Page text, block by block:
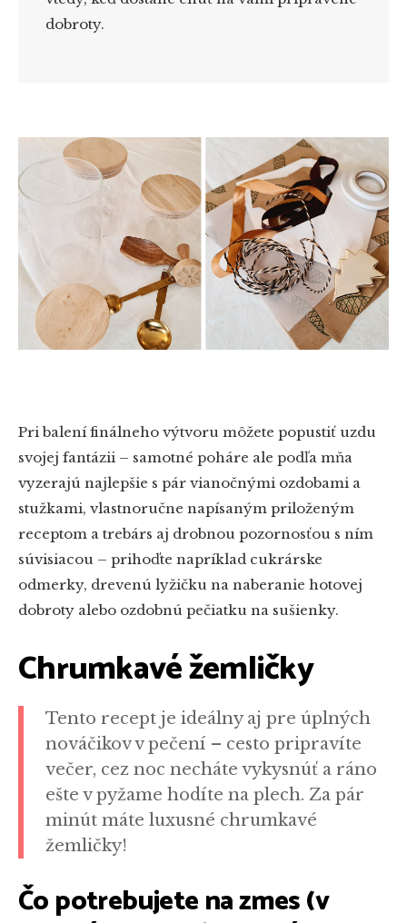
dobroty.
Pri balení finálneho výtvoru môžete popustiť uzdu
svojej fantázii – samotné poháre ale podľa mňa
vyzerajú najlepšie s pár vianočnými ozdobami a
stužkami, vlastnoručne napísaným priloženým
receptom a trebárs aj drobnou pozornosťou s ním
súvisiacou – prihoďte napríklad cukrárske
odmerky, drevenú lyžičku na naberanie hotovej
dobroty alebo ozdobnú pečiatku na sušienky.
Chrumkavé žemličky
Tento recept je ideálny aj pre úplných
nováčikov v pečení – cesto pripravíte
večer, cez noc necháte vykysnúť a ráno
ešte v pyžame hodíte na plech. Za pár
minút máte luxusné chrumkavé
žemličky!
Čo potrebujete na zmes (v